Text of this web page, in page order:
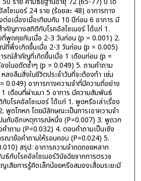
ลไซเมอร์ 24 ราย (ร้อยละ 48) อาการทาง
อเนื่องเมื่อเทียบกับ 10 ปีก่อน 6 อาการ มี
คัญทางสถิติกับโรคอัลไซเมอร์ ได้แก่ 1.
ที่พูดคุยกันเมื่อ 2-3 วันก่อน (p = 0.001) 2.
ที่พึ่งเกิดขึ้นเมื่อ 2-3 วันก่อน (p = 0.005)
รณ์สำคัญที่เกิดขึ้นเมื่อ 1 เดือนก่อน (p =
งในอดีตซ้ำๆ (p = 0.049) 5. ถามคำถาม
ลงลืมสิ่งในชีวิตประจำวันที่จะต้องทำ เช่น
0.049) อาการทางความจำที่มีความถี่อย่าง
เดือนที่ผ่านมา 5 อาการ มีความสัมพันธ์
โรคอัลไซเมอร์ ได้แก่ 1. พูดหรือเล่าเรื่อง
พูดโกหก โดยมีลักษณะเป็นการเอาความจำ
นกับอีกเหตุการณ์หนึ่ง (P=0.007) 3. พูดวก
ำถาม (P=0.032) 4. ตอบคำถามเป็นเชิง
ณาข้อคำถามให้รอบคอบ (P=0.024) 5.
สรุป: อาการความจำถดถอยหลาก
กับโรคอัลไซเมอร์วินิจฉัยจากการตรวจ
เสียการรู้คิดเล็กน้อยหรือสมองเสื่อมระยะมี